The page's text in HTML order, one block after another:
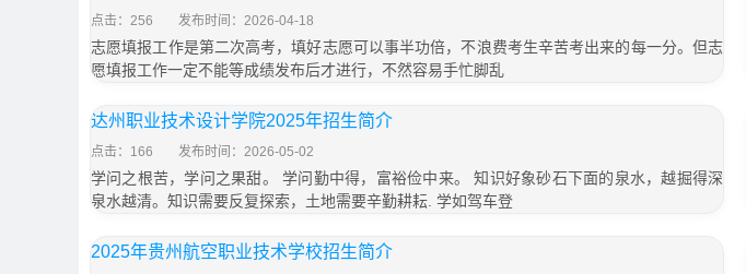
点击：256 发布时间：2026-04-18
志愿填报工作是第二次高考，填好志愿可以事半功倍，不浪费考生辛苦考出来的每一分。但志
愿填报工作一定不能等成绩发布后才进行，不然容易手忙脚乱
达州职业技术设计学院2025年招生简介
点击：166 发布时间：2026-05-02
学问之根苦，学问之果甜。 学问勤中得，富裕俭中来。 知识好象砂石下面的泉水，越掘得深
泉水越清。知识需要反复探索，土地需要辛勤耕耘. 学如驾车登
2025年贵州航空职业技术学校招生简介